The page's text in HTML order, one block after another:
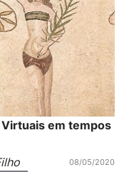
em tempos
08/05/2020